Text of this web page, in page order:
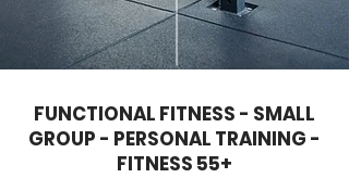
FUNCTIONAL FITNESS - SMALL
GROUP - PERSONAL TRAINING -
FITNESS 55+